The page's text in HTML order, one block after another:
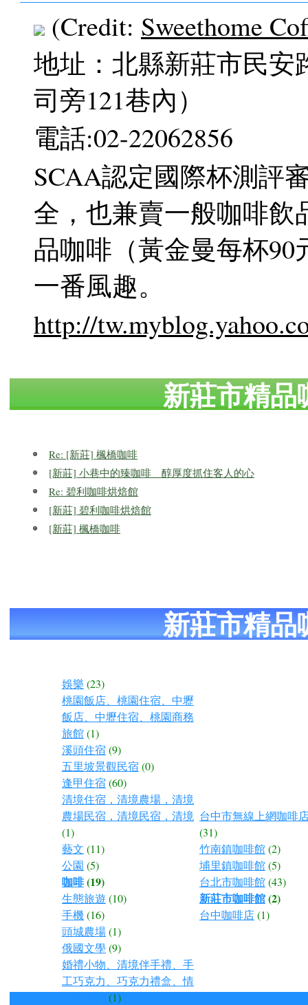
(Credit: Sweethome
地址：北縣新莊市民安
司旁121巷內）
電話:02-22062856
SCAA認定國際杯測評
全，也兼賣一般咖啡飲
品咖啡（黃金曼每杯
一番風趣。
http://
新莊市精品
Re: [新莊] 楓橋咖啡
[新莊] 小巷中的臻咖啡 醇厚度抓住客人的心
Re: 碧利咖啡烘焙館
[新莊] 碧利咖啡烘焙館
[新莊] 楓橋咖啡
新莊市精品
娛樂 (23)
桃園飯店、桃園住宿、中壢
飯店、中壢住宿、桃園商務
旅館(1)
溪頭住宿 (9)
五里坡景觀民宿 (0)
逢甲住宿 (60)
清境住宿，清境農場，清境
農場民宿，清境民宿，清境
(1)
藝文 (11)
公園 (5)
咖啡(19)
生態旅遊 (10)
手機(16)
頭城農場(1)
俄國文學(9)
婚禮小物、清境伴手禮、手
工巧克力、巧克力禮盒、情
人節禮物(1)
台中市無線上網咖啡
(31)
竹南鎮咖啡館(2)
埔里鎮咖啡館(5)
台北市咖啡館(43)
新莊市咖啡館(2)
台中咖啡店(1)